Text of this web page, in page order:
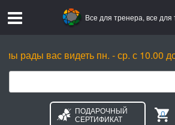
Все для тренера, все для
рады вас видеть пн. - ср. с 10.00
ПОДАРОЧНЫЙ
СЕРТИФИКАТ
0